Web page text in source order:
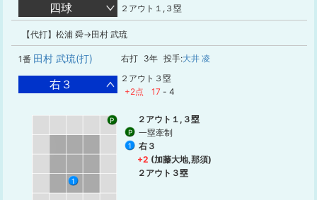
四球 ２アウト１,３塁
【代打】松浦 舜→田村 武琉
1番 田村 武琉(打) 右打 3年 投手:大井 凌
右３
２アウト３塁
+2点
17 - 4
P
1
２アウト１,３塁
P 一塁牽制
1
右３
+2 (加藤大地,那須)
２アウト３塁